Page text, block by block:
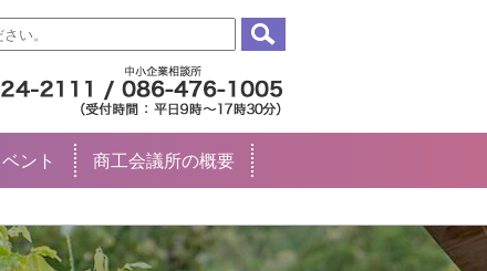
ント 商工会議所の概要